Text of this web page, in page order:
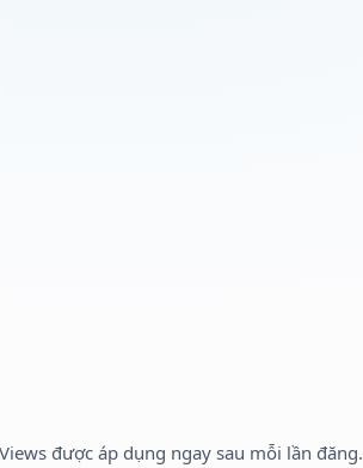
được áp dụng ngay sau mỗi lần đăng.